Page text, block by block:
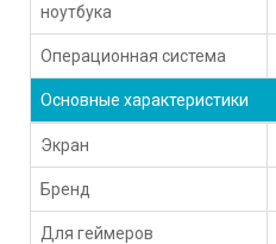
ноутбука
Операционная система
Основные характеристики
Экран
Бренд
Для геймеров